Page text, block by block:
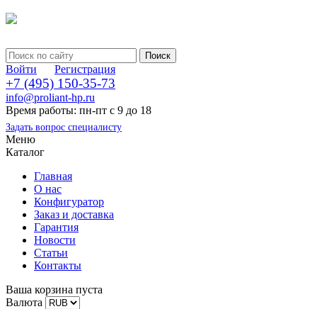
Войти Регистрация
+7 (495) 150-35-73
info@proliant-hp.ru
Время работы: пн-пт с 9 до 18
Задать вопрос специалисту
Меню
Каталог
Главная
О нас
Конфигуратор
Заказ и доставка
Гарантия
Новости
Статьи
Контакты
Ваша корзина пуста
Валюта